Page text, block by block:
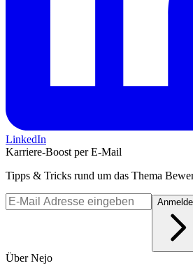
LinkedIn
Karriere-Boost per E-Mail
Tipps & Tricks rund um das Thema
Über Nejo